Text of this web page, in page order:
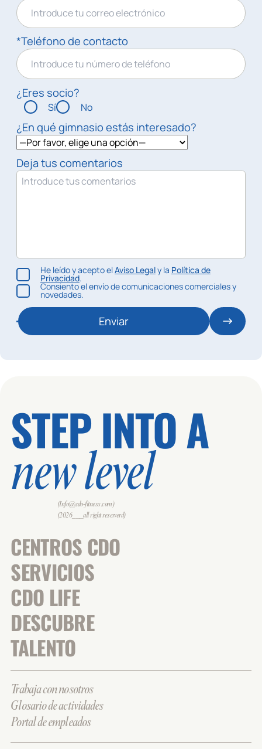
*Teléfono de contacto
¿Eres socio?
Sí No
¿En qué gimnasio estás interesado?
Deja tus comentarios
He leído y acepto elAviso Legaly la Política de
Privacidad.
Consiento el envío de comunicaciones comerciales y
novedades.
Enviar
STEP INTO A
new level
(Info@cdo-fitness.com)
(2026___all right reserverd)
CENTROS CDO
SERVICIOS
CDO LIFE
DESCUBRE
TALENTO
Trabaja con nosotros
Glosario de actividades
Portal de empleados